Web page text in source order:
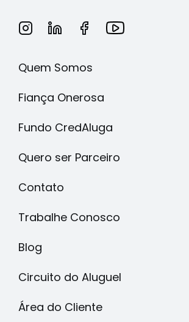
Quem Somos
Fiança Onerosa
Fundo CredAluga
Quero ser Parceiro
Contato
Trabalhe Conosco
Blog
Circuito do Aluguel
Área do Cliente